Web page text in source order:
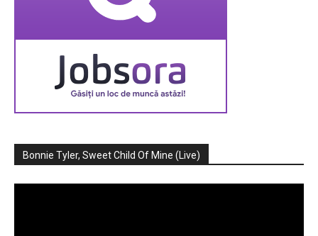
Bonnie Tyler, Sweet Child Of Mine (Live)